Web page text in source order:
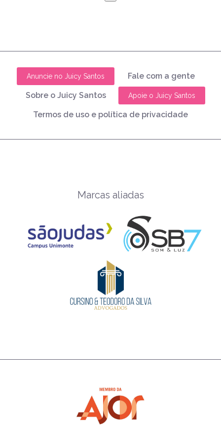
Anuncie no Juicy Santos Fale com a gente
Sobre o Juicy Santos Apoie o Juicy Santos
Termos de uso e política de privacidade
Marcas aliadas